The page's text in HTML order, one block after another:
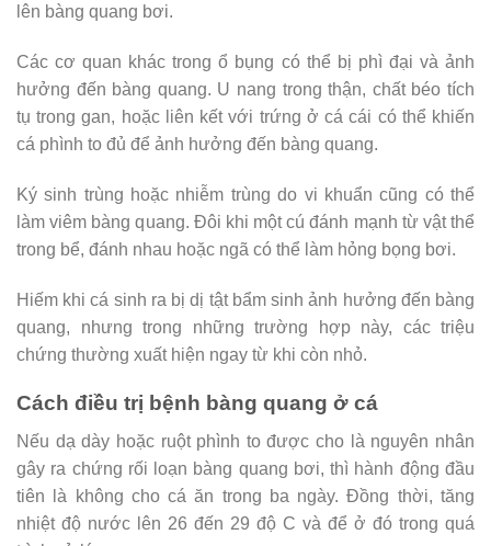
lên bàng quang bơi.
Các cơ quan khác trong ổ bụng có thể bị phì đại và ảnh
hưởng đến bàng quang. U nang trong thận, chất béo tích
tụ trong gan, hoặc liên kết với trứng ở cá cái có thể khiến
cá phình to đủ để ảnh hưởng đến bàng quang.
Ký sinh trùng hoặc nhiễm trùng do vi khuẩn cũng có thể
làm viêm bàng quang. Đôi khi một cú đánh mạnh từ vật thể
trong bể, đánh nhau hoặc ngã có thể làm hỏng bọng bơi.
Hiếm khi cá sinh ra bị dị tật bẩm sinh ảnh hưởng đến bàng
quang, nhưng trong những trường hợp này, các triệu
chứng thường xuất hiện ngay từ khi còn nhỏ.
Cách điều trị bệnh bàng quang ở cá
Nếu dạ dày hoặc ruột phình to được cho là nguyên nhân
gây ra chứng rối loạn bàng quang bơi, thì hành động đầu
tiên là không cho cá ăn trong ba ngày. Đồng thời, tăng
nhiệt độ nước lên 26 đến 29 độ C và để ở đó trong quá